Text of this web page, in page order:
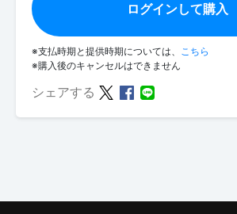
ログインして購入
※支払時期と提供時期については、 こちら
※購入後のキャンセルはできません
シェアする